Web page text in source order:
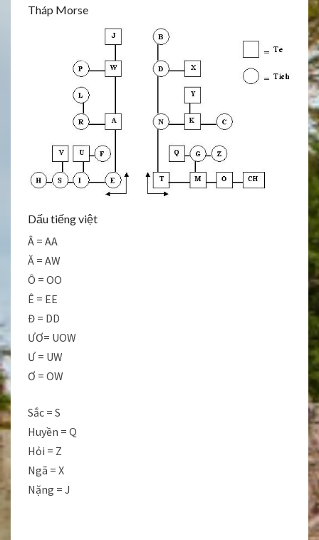
Tháp Morse
Dấu tiếng việt
Â = AA
Ă = AW
Ô = OO
Ê = EE
Đ = DD
ƯƠ= UOW
Ư = UW
Ơ = OW
Sắc = S
Huyền = Q
Hỏi = Z
Ngã = X
Nặng = J